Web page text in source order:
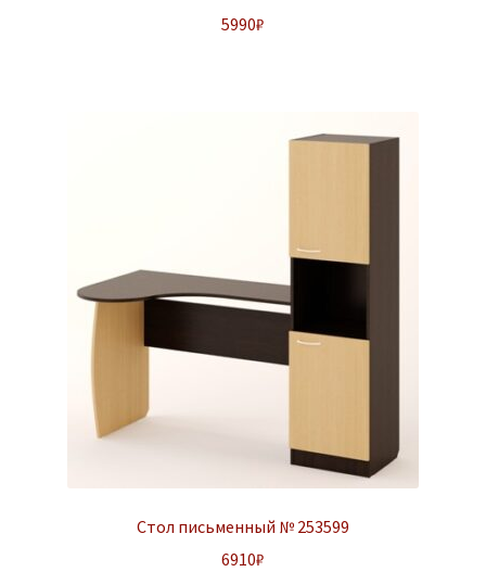
5990₽
Стол письменный № 253599
6910₽